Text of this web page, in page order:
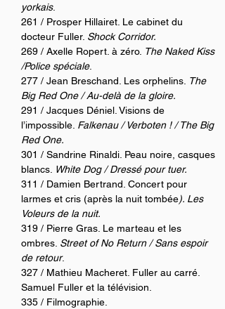
yorkais.
261 / Prosper Hillairet. Le cabinet du
docteur Fuller. Shock Corridor.
269 / Axelle Ropert. à zéro. The Naked Kiss
/Police spéciale.
277 / Jean Breschand. Les orphelins. The
Big Red One / Au-delà de la gloire.
291 / Jacques Déniel. Visions de
l’impossible. Falkenau / Verboten ! / The Big
Red One.
301 / Sandrine Rinaldi. Peau noire, casques
blancs. White Dog / Dressé pour tuer.
311 / Damien Bertrand. Concert pour
larmes et cris (après la nuit tombée). Les
Voleurs de la nuit.
319 / Pierre Gras. Le marteau et les
ombres. Street of No Return / Sans espoir
de retour.
327 / Mathieu Macheret. Fuller au carré.
Samuel Fuller et la télévision.
335 / Filmographie.